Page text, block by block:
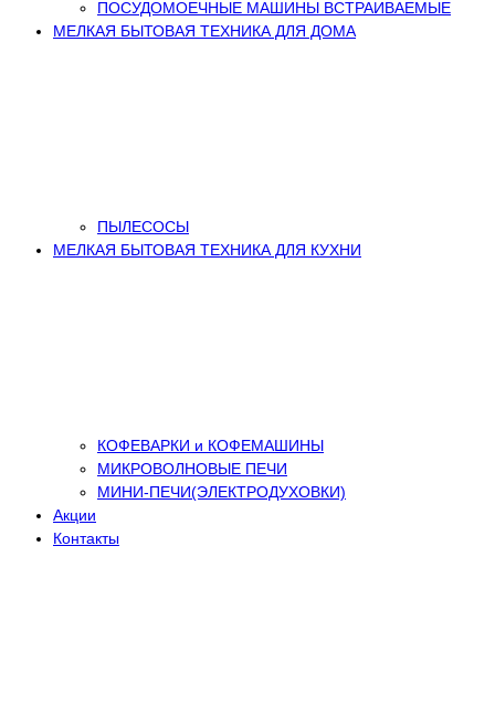
ПОСУДОМОЕЧНЫЕ МАШИНЫ ВСТРАИВАЕМЫЕ
МЕЛКАЯ БЫТОВАЯ ТЕХНИКА ДЛЯ ДОМА
ПЫЛЕСОСЫ
МЕЛКАЯ БЫТОВАЯ ТЕХНИКА ДЛЯ КУХНИ
КОФЕВАРКИ и КОФЕМАШИНЫ
МИКРОВОЛНОВЫЕ ПЕЧИ
МИНИ-ПЕЧИ(ЭЛЕКТРОДУХОВКИ)
Акции
Контакты